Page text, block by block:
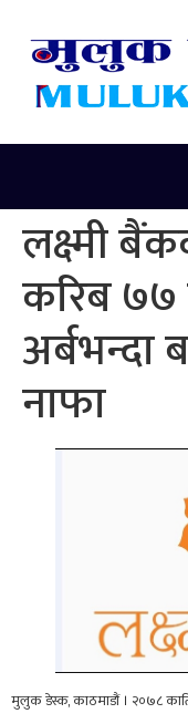
लक्ष्मी
करिब ७७
अर्बभन्दा
नाफा
मुलुक डेस्क, काठमाडौं । २०७८